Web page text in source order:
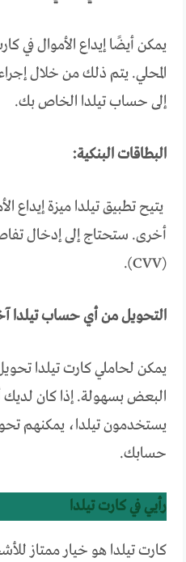
يمكن أيضًا إيداع الأموال في
المحلي. يتم ذلك من خلال
إلى حساب تيلدا الخاص بك.
البطاقات البنكية:
يتيح تطبيق تيلدا ميزة إيداع
أخرى. ستحتاج إلى إدخال
(CVV).
التحويل من أي حساب تيلدا
يمكن لحاملي كارت تيلدا
البعض بسهولة. إذا كان لديك
يستخدمون تيلدا، يمكنهم
حسابك.
رأيي في كارت تيلدا
كارت تيلدا هو خيار ممتاز